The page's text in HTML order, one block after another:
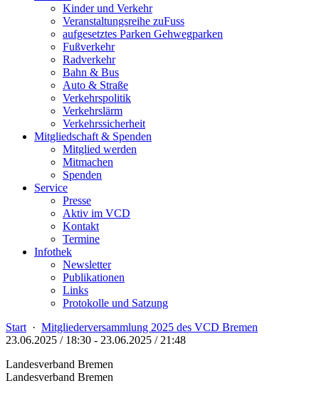
Kinder und Verkehr
Veranstaltungsreihe zuFuss
aufgesetztes Parken Gehwegparken
Fußverkehr
Radverkehr
Bahn & Bus
Auto & Straße
Verkehrspolitik
Verkehrslärm
Verkehrssicherheit
Mitgliedschaft & Spenden
Mitglied werden
Mitmachen
Spenden
Service
Presse
Aktiv im VCD
Kontakt
Termine
Infothek
Newsletter
Publikationen
Links
Protokolle und Satzung
Start · Mitgliederversammlung 2025 des VCD Bremen
23.06.2025 / 18:30 - 23.06.2025 / 21:48
Landesverband Bremen
Landesverband Bremen